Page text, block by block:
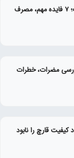
خواص قارچ گانودرما برای پوست؛ ۷ فایده مهم، مصرف
مضرات، خطرات
کیفیت قارچ را نابود